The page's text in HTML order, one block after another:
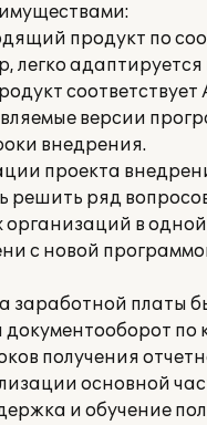
продукт по
легко
версии
внедрения.
проекта
решить ряд
организаций в
с новой
заработной платы
по
получения
основной
и обучение